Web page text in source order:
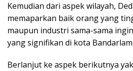
Kemudian dari aspek wilayah,
memaparkan baik orang yang
maupun industri sama-sama
yang signifikan di kota
Berlanjut ke aspek berikutnya